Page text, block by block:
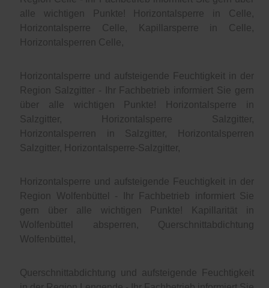
alle wichtigen Punkte! Horizontalsperre in Celle,
Horizontalsperre Celle, Kapillarsperre in Celle,
Horizontalsperren Celle,
Horizontalsperre und aufsteigende Feuchtigkeit in der
Region Salzgitter - Ihr Fachbetrieb informiert Sie gern
über alle wichtigen Punkte! Horizontalsperre in
Salzgitter, Horizontalsperre Salzgitter,
Horizontalsperren in Salzgitter, Horizontalsperren
Salzgitter, Horizontalsperre-Salzgitter,
Horizontalsperre und aufsteigende Feuchtigkeit in der
Region Wolfenbüttel - Ihr Fachbetrieb informiert Sie
gern über alle wichtigen Punkte! Kapillarität in
Wolfenbüttel absperren, Querschnittabdichtung
Wolfenbüttel,
Querschnittabdichtung und aufsteigende Feuchtigkeit